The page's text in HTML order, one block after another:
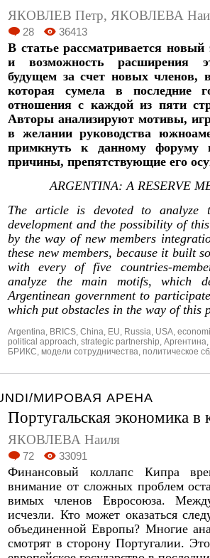
ЯКОВЛЕВ Петр, ЯКОВЛЕВА
28 36413
В статье рассматривается
и возможность расширения
будущем за счет новых членов,
которая сумела в последние
отношения с каждой из пяти
Авторы анализируют мотивы,
в желании руководства
примкнуть к данному форуму
причины, препятствующие его
ARGENTINA: A RESERVE
The article is devoted to analyze
development and the possibility of
by the way of new members
these new members, because it built
with every of five countries-
analyze the main motifs, which
Argentinean government to
which put obstacles in the way of this
Argentina BRICS China EU Russia USA
political approach strategic partnership Аргентина
БРИКС модели сотрудничества политическое
МИРОВАЯ АРЕНА
Португальская экономика в
ЯКОВЛЕВА Наиля
72 33091
Финансовый коллапс Кипра
внимание от сложных про­блем
вимых членов Евросоюза.
исчезли. Кто может оказаться
объединенной Европы? Многие
смотрят в сторону Португалии.